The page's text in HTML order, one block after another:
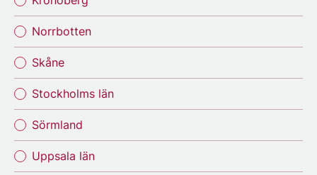
Norrbotten
Skåne
Stockholms län
Sörmland
Uppsala län